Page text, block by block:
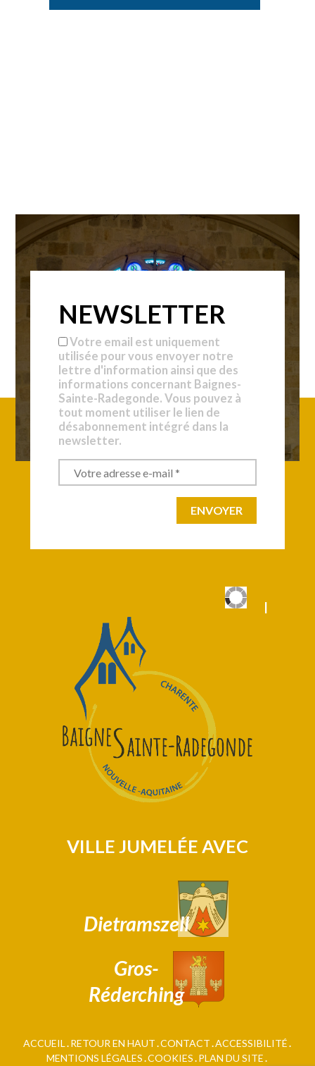
NEWSLETTER
Votre email est uniquement
utilisée pour vous envoyer notre
lettre d'information ainsi que des
informations concernant Baignes-
Sainte-Radegonde. Vous pouvez à
tout moment utiliser le lien de
désabonnement intégré dans la
newsletter.
|
VILLE JUMELÉE AVEC
Dietramszell
Gros-
Réderching
ACCUEIL RETOUR EN HAUT CONTACT ACCESSIBILITÉ
MENTIONS LÉGALES COOKIES PLAN DU SITE